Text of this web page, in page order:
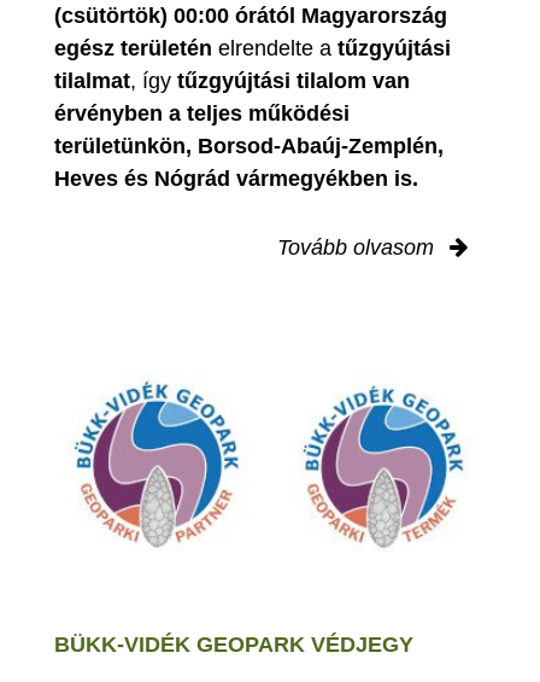
(csütörtök) 00:00 órától Magyarország
egész területén elrendelte a tűzgyújtási
tilalmat, így tűzgyújtási tilalom van
érvényben a teljes működési
területünkön, Borsod-Abaúj-Zemplén,
Heves és Nógrád vármegyékben is.
Tovább olvasom
BÜKK-VIDÉK GEOPARK VÉDJEGY